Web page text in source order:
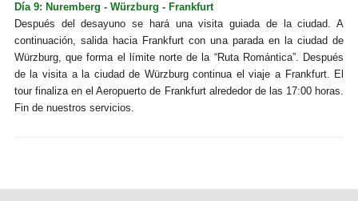
Día 9: Nuremberg - Würzburg - Frankfurt
Después del desayuno se hará una visita guiada de la ciudad. A
continuación, salida hacia Frankfurt con una parada en la ciudad de
Würzburg, que forma el límite norte de la “Ruta Romántica”. Después
de la visita a la ciudad de Würzburg continua el viaje a Frankfurt. El
tour finaliza en el Aeropuerto de Frankfurt alrededor de las 17:00 horas.
Fin de nuestros servicios.